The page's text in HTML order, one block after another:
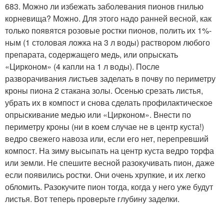
683. Можно ли избежать заболевания пионов гнилью
корневища? Можно. Для этого надо ранней весной, как
только появятся розовые ростки пионов, полить их 1%-
ным (1 столовая ложка на 3 л воды) раствором любого
препарата, содержащего медь, или опрыскать
«Цирконом» (4 капли на 1 л воды). После
разворачивания листьев заделать в почву по периметру
кроны пиона 2 стакана золы. Осенью срезать листья,
убрать их в компост и снова сделать профилактическое
опрыскивание медью или «Цирконом». Внести по
периметру кроны (ни в коем случае не в центр куста!)
ведро свежего навоза или, если его нет, перепревший
компост. На зиму высыпать на центр куста ведро торфа
или земли. Не спешите весной разокучивать пион, даже
если появились ростки. Они очень хрупкие, и их легко
обломить. Разокучите пион тогда, когда у него уже будут
листья. Вот теперь проверьте глубину заделки.